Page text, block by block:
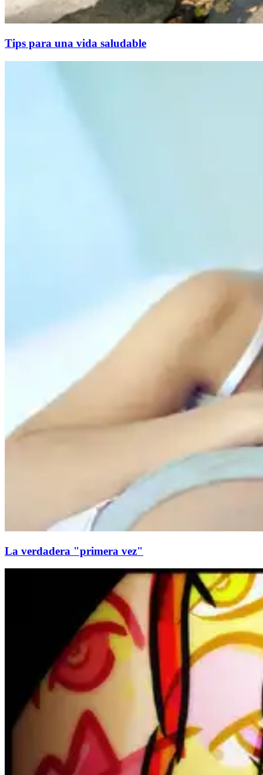
Tips para una vida saludable
La verdadera "primera vez"